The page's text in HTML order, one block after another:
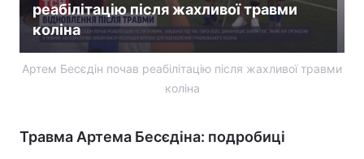
Тема оформлення
реабілітацію після жахливої травми
коліна
Артем Бесєдін почав реабілітацію після жахливої травми
коліна
Травма Артема Бесєдіна: подробиці